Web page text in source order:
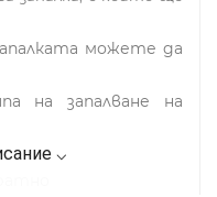
можете да
на запалване на